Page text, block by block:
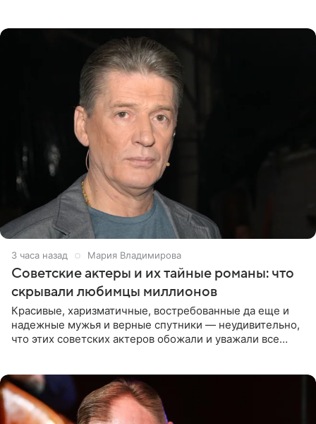
3 часа назад Мария Владимирова
Советские актеры и их тайные романы: что
скрывали любимцы миллионов
Красивые, харизматичные, востребованные да еще и
надежные мужья и верные спутники — неудивительно,
что этих советских актеров обожали и уважали все